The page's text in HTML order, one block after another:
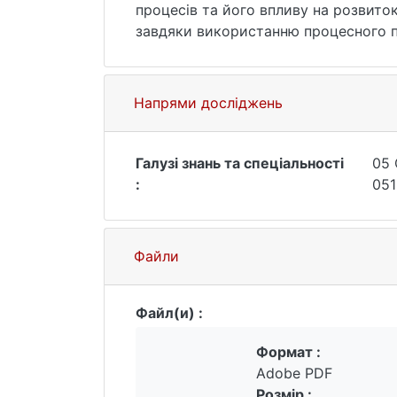
процесів та його впливу на
завдяки використанню процесного
зокрема зростання потенціалу ТОВ
Предметом дослідження є
В ході роботи розкрито сутність
оцінки та оптимізації бізнес-
розвитку, порівнюючи із
Напрями досліджень
Галузі знань та спеціальності
:
05
Файли
Файл(и) :
Формат :
Adobe PDF